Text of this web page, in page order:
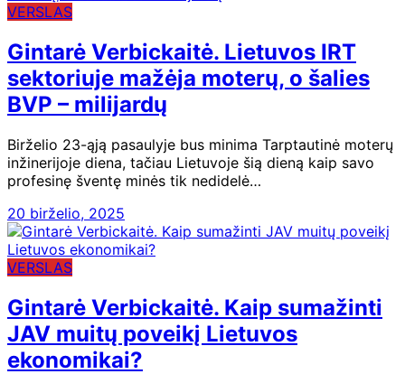
VERSLAS
Gintarė Verbickaitė. Lietuvos IRT
sektoriuje mažėja moterų, o šalies
BVP – milijardų
Birželio 23-ąją pasaulyje bus minima Tarptautinė moterų
inžinerijoje diena, tačiau Lietuvoje šią dieną kaip savo
profesinę šventę minės tik nedidelė…
20 birželio, 2025
VERSLAS
Gintarė Verbickaitė. Kaip sumažinti
JAV muitų poveikį Lietuvos
ekonomikai?